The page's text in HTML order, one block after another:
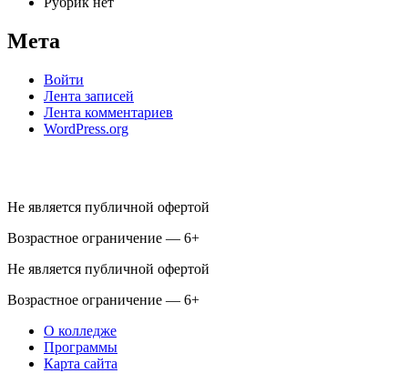
Мета
Войти
Лента записей
Лента комментариев
WordPress.org
Не является публичной офертой
Возрастное ограничение — 6+
Не является публичной офертой
Возрастное ограничение — 6+
О колледже
Программы
Карта сайта